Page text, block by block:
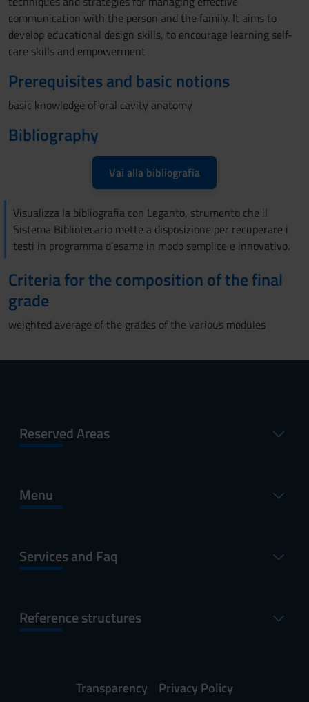
communication with the person and the family. It aims to
develop educational design skills, to encourage learning self-
care skills and empowerment
Prerequisites and basic notions
basic knowledge of oral cavity anatomy
Bibliography
Vai alla bibliografia
Visualizza la bibliografia con Leganto, strumento che il
Sistema Bibliotecario mette a disposizione per recuperare i
testi in programma d'esame in modo semplice e innovativo.
Criteria for the composition of the final
grade
weighted average of the grades of the various modules
Reserved Areas
Menu
Services and Faq
Reference structures
Transparency Privacy Policy